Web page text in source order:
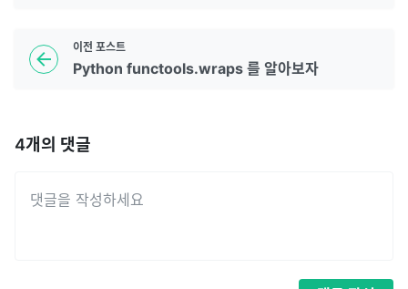
이전 포스트
Python functools.wraps 를 알아보자
4개의 댓글